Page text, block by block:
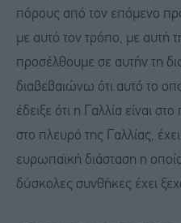
πόρους από τον επόμενο
με αυτό τον τρόπο, με αυτή
προσέλθουμε σε αυτήν τη
διαβεβαιώνω ότι αυτό το
έδειξε ότι η Γαλλία είναι
στο πλευρό της Γαλλίας,
ευρωπαϊκή διάσταση η
δύσκολες συνθήκες έχει